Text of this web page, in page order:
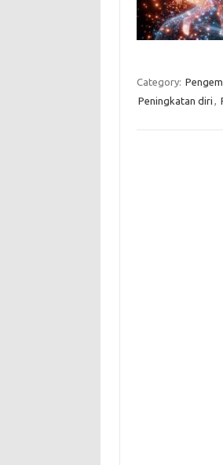
Category:
Peningkatan diri ,